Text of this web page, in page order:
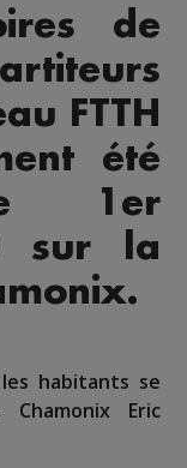
de
FTTH
été
1er
sur la
habitants se
Eric